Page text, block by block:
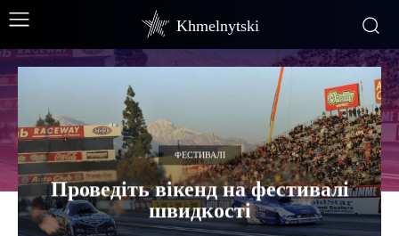
Khmelnytski
ФЕСТИВАЛІ
Проведіть вікенд на фестивалі
швидкості